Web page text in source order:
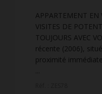
APPARTEMENT EN
VISITES DE
TOUJOURS AVEC
récente (2006),
proximité immédiate